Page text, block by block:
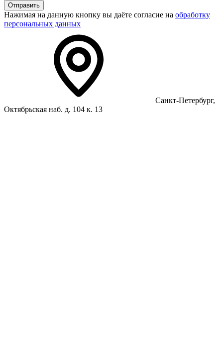
Отправить
Нажимая на данную кнопку вы даёте согласие на обработку
персональных данных
Санкт-Петербург,
Октябрьская наб. д. 104 к. 13